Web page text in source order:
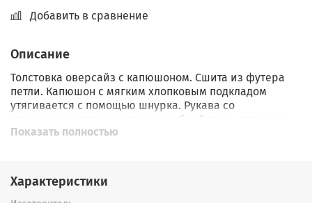
Добавить в сравнение
Описание
Толстовка оверсайз с капюшоном. Сшита из футера
петли. Капюшон с мягким хлопковым подкладом
утягивается с помощью шнурка. Рукава со
спущенными плечами по низу обработаны плоскими
швами. Внизу мягкий пояс. Украшена принтом и
Показать полностью
Характеристики